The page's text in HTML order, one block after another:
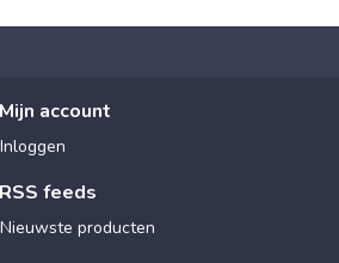
Mijn account
Inloggen
RSS feeds
Nieuwste producten